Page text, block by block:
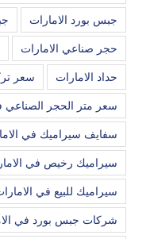
جبس بورد الامارات
حجر صناعي الامارات
حداد الامارات سعر
سعر متر الحجر الصناعي
سفايف سيراميك في
سيراميك رخيص في
سيراميك للبيع في
شركات جبس بورد في